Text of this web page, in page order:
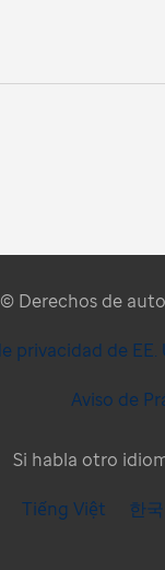
© Derechos de
privacidad de EE.
Aviso de
Si habla otro
Tiếng Việt 한